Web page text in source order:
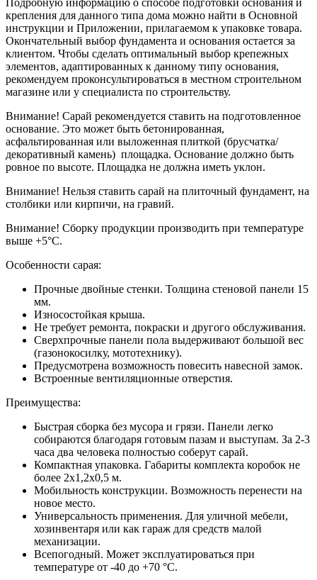
крепления для данного типа дома можно найти в Основной
инструкции и Приложении, прилагаемом к упаковке товара.
Окончательный выбор фундамента и основания остается за
клиентом. Чтобы сделать оптимальный выбор крепежных
элементов, адаптированных к данному типу основания,
рекомендуем проконсультироваться в местном строительном
магазине или у специалиста по строительству.
Внимание! Сарай рекомендуется ставить на подготовленное
основание. Это может быть бетонированная,
асфальтированная или выложенная плиткой (брусчатка/
декоративный камень) площадка. Основание должно быть
ровное по высоте. Площадка не должна иметь уклон.
Внимание! Нельзя ставить сарай на плиточный фундамент, на
столбики или кирпичи, на гравий.
Внимание! Сборку продукции производить при температуре
выше +5°С.
Особенности сарая:
Прочные двойные стенки. Толщина стеновой панели 15
мм.
Износостойкая крыша.
Не требует ремонта, покраски и другого обслуживания.
Сверхпрочные панели пола выдерживают большой вес
(газонокосилку, мототехнику).
Предусмотрена возможность повесить навесной замок.
Встроенные вентиляционные отверстия.
Преимущества:
Быстрая сборка без мусора и грязи. Панели легко
собираются благодаря готовым пазам и выступам. За 2-3
часа два человека полностью соберут сарай.
Компактная упаковка. Габариты комплекта коробок не
более 2х1,2х0,5 м.
Мобильность конструкции. Возможность перенести на
новое место.
Универсальность применения. Для уличной мебели,
хозинвентаря или как гараж для средств малой
механизации.
Всепогодный. Может эксплуатироваться при
температуре от -40 до +70 °С.